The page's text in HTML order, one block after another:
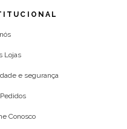
Lojas
e segurança
Conosco